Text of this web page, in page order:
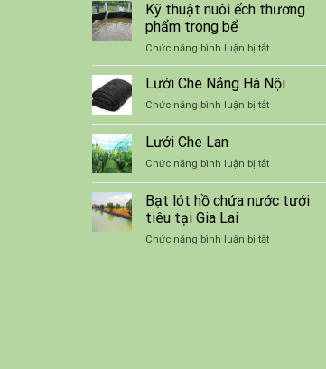
bể
bể
bơi
lót
nắng
Kỹ thuật nuôi ếch thương
phẩm trong bể
Chức năng bình luận bị tắtở
Kỹ
thuật
nuôi
ếch
thương
bể
Lưới Che Nắng Hà Nội
Chức năng bình luận bị tắtở
Hà
Nội
Lưới Che Lan
Chức năng bình luận bị tắtở
Che
Lan
Bạt lót hồ chứa nước tưới
tiêu tại Gia Lai
Chức năng bình luận bị tắtở